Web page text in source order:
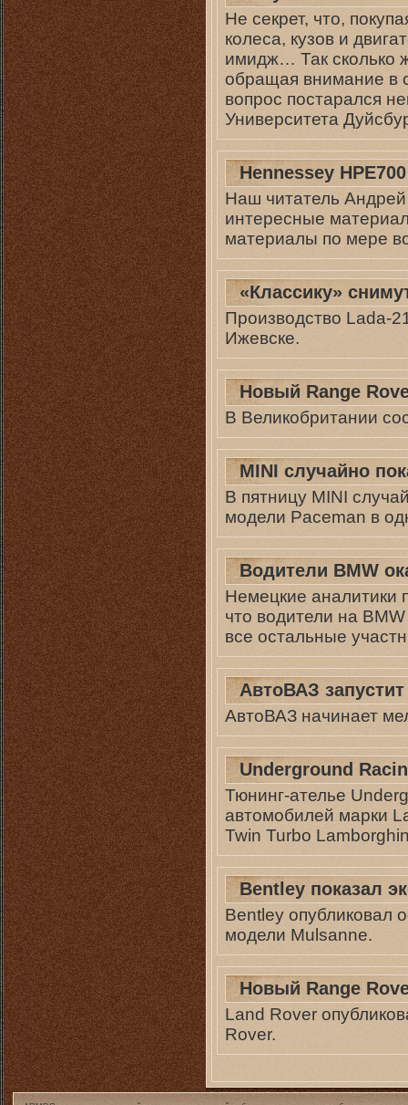
Не секрет, что,
колеса, кузов и
имидж… Так сколько
обращая внимание в
вопрос постарался
Университета
Hennessey
Наш читатель
интересные
материалы по мере
«Классику»
Производство Lada-
Ижевске.
Новый Range
В Великобритании
MINI случайно
В пятницу MINI
модели Paceman в
Водители BMW
Немецкие аналитики
что водители на
все остальные
АвтоВАЗ
АвтоВАЗ начинает
Underground
Тюнинг-ателье
автомобилей марки
Twin Turbo
Bentley показал
Bentley опубликовал
модели Mulsanne.
Новый Range
Land Rover
Rover.